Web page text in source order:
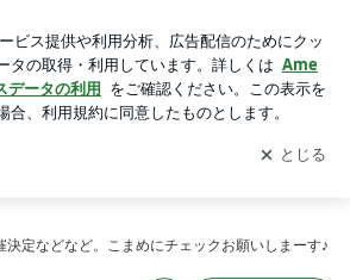
して ブログの更新通知
を受け取りまし
開く
決定などなど。こまめにチェックお願いしまーす♪